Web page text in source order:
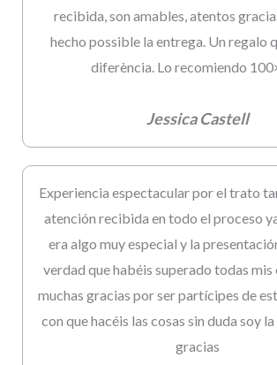
recibida, son amables, atentos
hecho possible la entrega. Un regalo
diferència. Lo recomiendo
Jessica Castell
Experiencia espectacular por el trato
atención recibida en todo el proceso
era algo muy especial y la
verdad que habéis superado todas
muchas gracias por ser partícipes de
con que hacéis las cosas sin duda soy
gracias